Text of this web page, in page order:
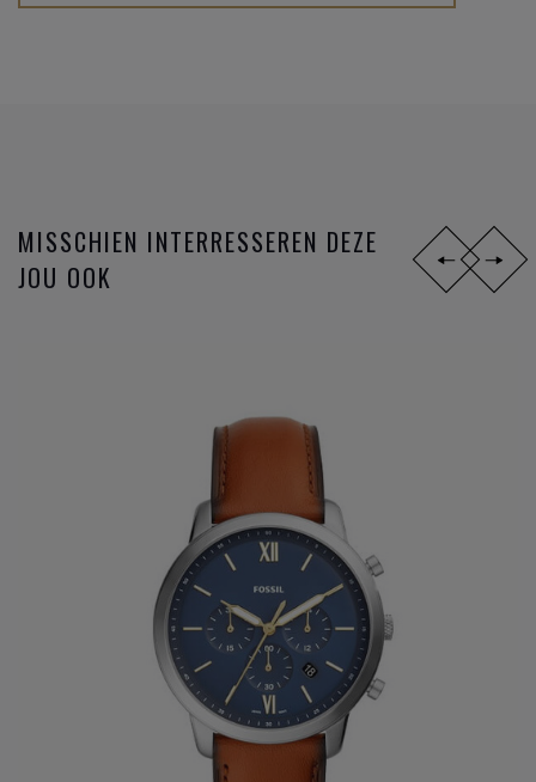
lichaamsinspanningen en veel meer, dit allemaal aan de
MISSCHIEN INTERRESSEREN DEZE
JOU OOK